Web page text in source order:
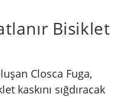
Bisiklet
Closca Fuga,
kaskını sığdıracak